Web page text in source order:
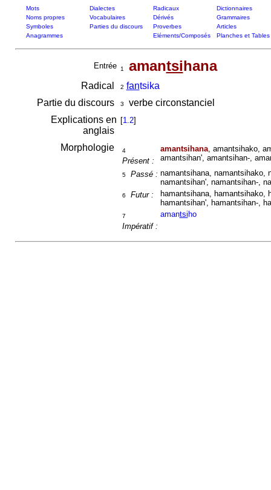
Mots Dialectes Radicaux
Dictionnaires
Noms propres
Vocabulaires Dérivés
Grammaires
Symboles
Parties du discours Proverbes
Articles
Anagrammes
Eléments/Composés Planches et Tables
Entrée 1 amantsihana
Radical 2 fantsika
Partie du discours
3
verbe circonstanciel
Explications en
anglais
[1.2]
Morphologie 4
Présent :
amantsihana, amantsihako,
amantsihan', amantsihan-,
5 Passé : namantsihana, namantsihako,
namantsihan', namantsihan-,
6 Futur :
hamantsihana, hamantsihako,
hamantsihan', hamantsihan-,
7
Impératif :
amantsi ho